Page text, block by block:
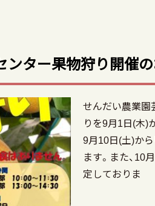
ンター果物狩り開催
せんだい農業園
りを9月1日(木)か
9月10日(土)から
ます。また、10
定しておりま